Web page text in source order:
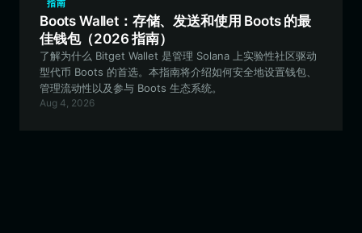
指南
Boots Wallet：存储、发送和使用 Boots 的最
佳钱包（2026 指南）
了解为什么 Bitget Wallet 是管理 Solana 上实验性社区驱动
型代币 Boots 的首选。本指南将介绍如何安全地设置钱包、
管理流动性以及参与 Boots 生态系统。
Aug 4, 2026